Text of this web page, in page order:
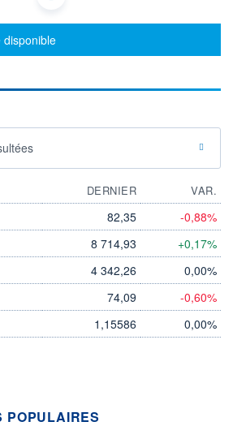
places
9,9400
0,00%
LIMITE À LA
0,0000
-
+ PORTEFEUILLE
disponible
DERNIER
VAR.
82,35 -0,88%
8 714,93 +0,17%
4 342,26 0,00%
74,09 -0,60%
1,15586 0,00%
POPULAIRES